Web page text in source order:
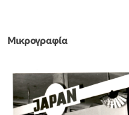
Μικρογραφία